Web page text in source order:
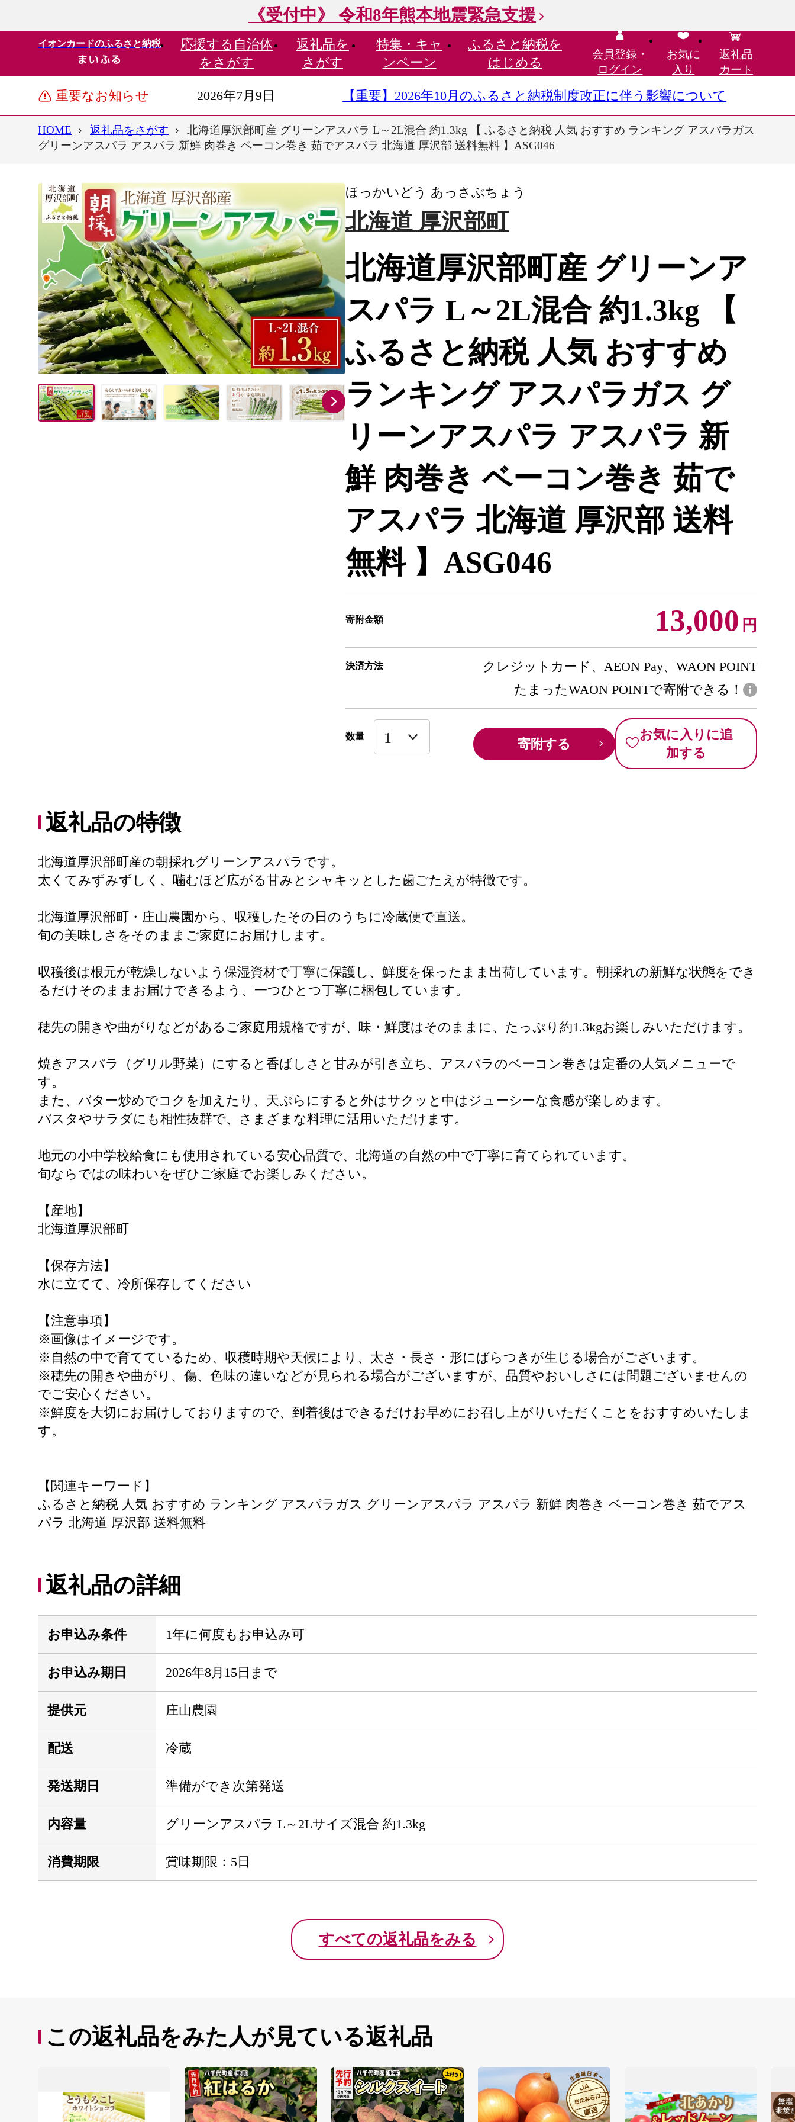
《受付中》 令和8年熊本地震緊急支援
イオンカードのふるさと納税 応援する 自治体
をさがす
返礼品を
さがす
特集・ キャ
ンペーン
ふるさと納税を
はじめる
会員登録・
ログイン
お気に
入り
返礼品
カート
重要なお知らせ 2026年7月9日 【重要】2026年10月のふるさと納税制度改正に伴う影響について
HOME 返礼品をさがす
北海道厚沢部町産 グリーンアスパラ L～2L混合 約1.3kg 【 ふるさと納税 人気 おすすめ ランキング アスパラガス
グリーンアスパラ アスパラ 新鮮 肉巻き ベーコン巻き 茹でアスパラ 北海道 厚沢部 送料無料 】ASG046
ほっかいどう あっさぶちょう
北海道 厚沢部町
北海道厚沢部町産 グリーンア
スパラ L～2L混合 約1.3kg 【
ふるさと納税 人気 おすすめ
ランキング アスパラガス グ
リーンアスパラ アスパラ 新
鮮 肉巻き ベーコン巻き 茹で
アスパラ 北海道 厚沢部 送料
無料 】ASG046
寄附金額 13,000 円
決済方法
クレジットカード、AEON Pay、WAON POINT
たまったWAON POINTで寄附できる！
数量 寄附する
お気に入りに追
加する
返礼品の特徴
北海道厚沢部町産の朝採れグリーンアスパラです。
太くてみずみずしく、噛むほど広がる甘みとシャキッとした歯ごたえが特徴です。
北海道厚沢部町・庄山農園から、収穫したその日のうちに冷蔵便で直送。
旬の美味しさをそのままご家庭にお届けします。
収穫後は根元が乾燥しないよう保湿資材で丁寧に保護し、鮮度を保ったまま出荷しています。朝採れの新鮮な状態をでき
るだけそのままお届けできるよう、一つひとつ丁寧に梱包しています。
穂先の開きや曲がりなどがあるご家庭用規格ですが、味・鮮度はそのままに、たっぷり約1.3kgお楽しみいただけます。
焼きアスパラ（グリル野菜）にすると香ばしさと甘みが引き立ち、アスパラのベーコン巻きは定番の人気メニューで
す。
また、バター炒めでコクを加えたり、天ぷらにすると外はサクッと中はジューシーな食感が楽しめます。
パスタやサラダにも相性抜群で、さまざまな料理に活用いただけます。
地元の小中学校給食にも使用されている安心品質で、北海道の自然の中で丁寧に育てられています。
旬ならではの味わいをぜひご家庭でお楽しみください。
【産地】
北海道厚沢部町
【保存方法】
水に立てて、冷所保存してください
【注意事項】
※画像はイメージです。
※自然の中で育てているため、収穫時期や天候により、太さ・長さ・形にばらつきが生じる場合がございます。
※穂先の開きや曲がり、傷、色味の違いなどが見られる場合がございますが、品質やおいしさには問題ございませんの
でご安心ください。
※鮮度を大切にお届けしておりますので、到着後はできるだけお早めにお召し上がりいただくことをおすすめいたしま
す。
【関連キーワード】
ふるさと納税 人気 おすすめ ランキング アスパラガス グリーンアスパラ アスパラ 新鮮 肉巻き ベーコン巻き 茹でアス
パラ 北海道 厚沢部 送料無料
返礼品の詳細
お申込み条件 1年に何度もお申込み可
お申込み期日 2026年8月15日まで
提供元 庄山農園
配送 冷蔵
発送期日 準備ができ次第発送
内容量 グリーンアスパラ L～2Lサイズ混合 約1.3kg
消費期限 賞味期限：5日
すべての返礼品をみる
この返礼品をみた人が見ている返礼品